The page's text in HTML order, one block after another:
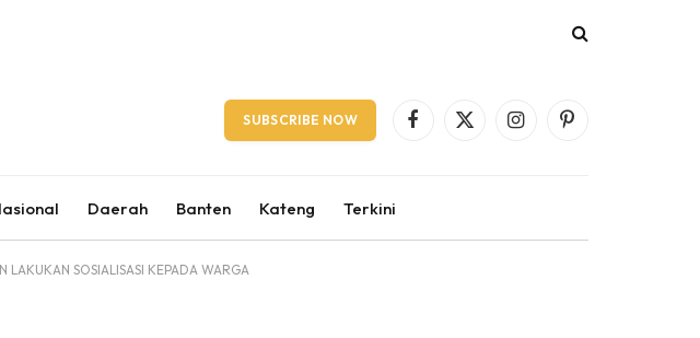
SUBSCRIBE NOW Facebook
X
InstagramPinterest
Daerah Banten Kateng Terkini
LAKUKAN SOSIALISASI KEPADA WARGA